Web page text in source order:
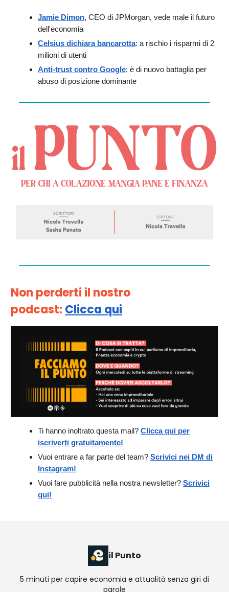
Jamie Dimon, CEO di JPMorgan, vede male il futuro
dell'economia
Celsius dichiara bancarotta: a rischio i risparmi di 2
milioni di utenti
Anti-trust contro Google: è di nuovo battaglia per
abuso di posizione dominante
Non perderti il nostro
podcast: Clicca qui
Ti hanno inoltrato questa mail? Clicca qui per
iscriverti gratuitamente!
Vuoi entrare a far parte del team? Scrivici nei DM di
Instagram!
Vuoi fare pubblicità nella nostra newsletter? Scrivici
qui!
il Punto
5 minuti per capire economia e attualità senza giri di
parole